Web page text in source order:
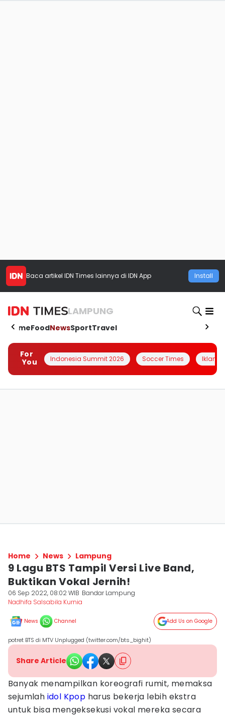
Baca artikel IDN Times lainnya di IDN App Install
LAMPUNG
HomeFoodNewsSportTravel
For
You
Indonesia Summit 2026 Soccer Times Iklanin
Home News Lampung
9 Lagu BTS Tampil Versi Live Band,
Buktikan Vokal Jernih!
06 Sep 2022, 08:02 WIB Bandar Lampung
Nadhifa Salsabila Kurnia
News Channel Add Us on Google
potret BTS di MTV Unplugged (twitter.com/bts_bighit)
Share Article
Banyak menampilkan koreografi rumit, memaksa
sejumlah idol Kpop harus bekerja lebih ekstra
untuk bisa mengeksekusi vokal mereka secara